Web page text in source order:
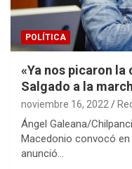
POLÍTICA
«Ya nos picaron
Salgado a la
noviembre 16, 2022
Ángel Galeana/
Macedonio convocó
anunció…